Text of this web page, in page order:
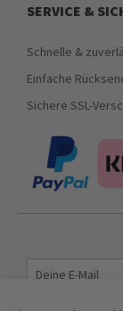
SERVICE &
Schnelle &
Einfache
Sichere SSL-